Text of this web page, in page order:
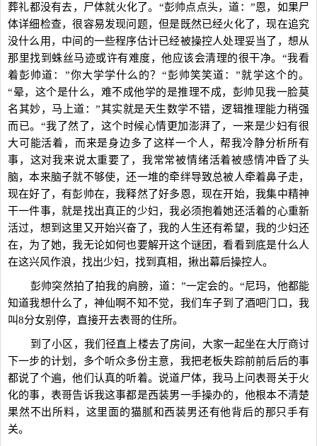
葬礼都没有去，尸体就火化了。“彭帅点点头，道：”恩，如果尸
体详细检查，很容易发现问题，但是既然已经火化了，现在追究
没什么用，中间的一些程序估计已经被操控人处理妥当了，想从
那里找到蛛丝马迹或许有难度，他应该会清理的很干净。“我看
着彭帅道：”你大学学什么的？“彭帅笑笑道：”就学这个的。
“晕，这个是什么，难不成他学的是推理不成，彭帅见我一脸莫
名其妙，马上道：”其实就是天生数学不错，逻辑推理能力稍强
而已。“我了然了，这个时候心情更加澎湃了，一来是少妇有很
大可能活着，而来是身边多了这样一个人，帮我冷静分析所有
事，这对我来说太重要了，我常常被情绪活着被感情冲昏了头
脑，本来脑子就不够使，还一堆的牵绊导致总被人牵着鼻子走，
现在好了，有彭帅在，我释然了好多恩，现在开始，我集中精神
干一件事，就是找出真正的少妇，我必须抱着她还活着的心重新
活过，想到这里又开始兴奋了，我的人生还有希望，我的少妇还
在，为了她，我无论如何也要解开这个谜团，看看到底是什么人
在这兴风作浪，找出少妇，找到真相，揪出幕后操控人。
彭帅突然拍了拍我的肩膀，道：”一定会的。“尼玛，他都能
知道我想什么了，神仙啊不知不觉，我们车子到了酒吧门口，我
叫8分女别停，直接开去表哥的住所。
到了小区，我们径直上楼去了房间，大家一起坐在大厅商讨
下一步的计划，多个听众多份主意，我把老板失踪前前后后的事
都说了个遍，他们认真的听着。说道尸体，我马上问表哥关于火
化的事，表哥告诉我这事都是西装男一手操办的，他根本不清楚
果然不出所料，这里面的猫腻和西装男还有他背后的那只手有
关。